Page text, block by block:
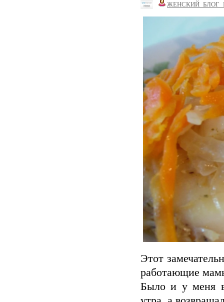
Этот
работающие
Было и у меня